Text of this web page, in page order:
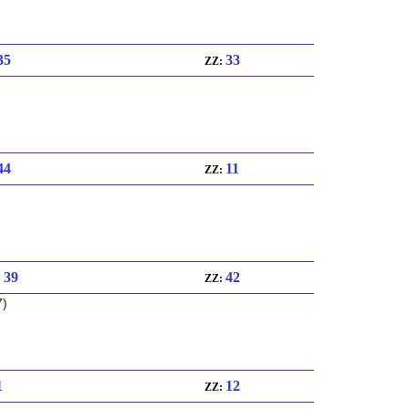
ZZ: 33
ZZ: 11
39 ZZ: 42
ZZ: 12